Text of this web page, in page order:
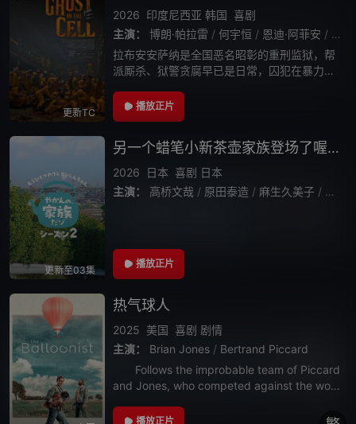
更新TC
2026 印度尼西亚 韩国 喜剧
主演：
博朗·帕拉雷 / 何宇恒 / 恩迪·阿菲安 /
拉布安安萨纳是全国恶名昭彰的重刑监狱，帮
派厮杀、狱警贪腐早已是日常，囚犯在暴力压
司入狱，被分到鱼龙混杂的C监区，以安戈罗
为首的帮派和敌对势力常年水火不容。自迪马
播放正片
更新至03集
另一个蜡笔小新茶壶家族登场了喔～！第二季
2026 日本 喜剧 日本
主演：
高桥文哉 / 原田泰造 / 麻生久美子 / 畑芽
播放正片
热气球人
2025 美国 喜剧 剧情
主演：
Brian Jones / Bertrand Piccard
Follows the improbable team of Piccard
and Jones, who competed against the worl
播放正片